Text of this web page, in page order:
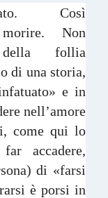
Così
Non
follia
di una storia,
e in
nell’amore
come qui lo
accadere,
di «farsi
è porsi in